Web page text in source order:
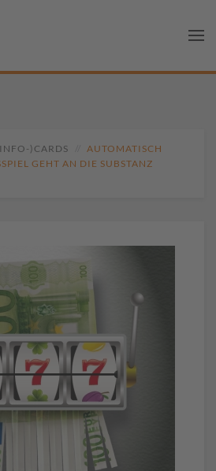
)CARDS
AUTOMATISCH
GEHT AN DIE SUBSTANZ